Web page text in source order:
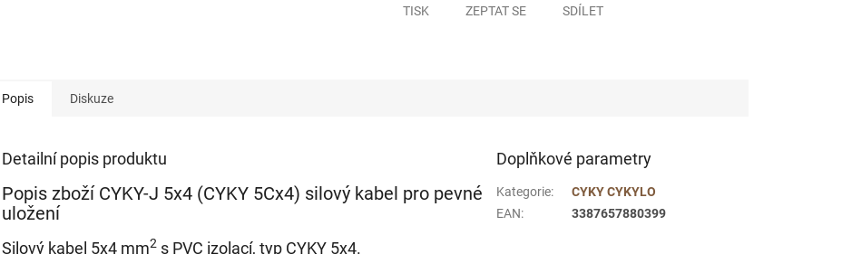
TISK ZEPTAT SE SDÍLET
Popis Diskuze
Detailní popis produktu
Popis zboží CYKY-J 5x4 (CYKY 5Cx4) silový kabel pro pevné
uložení
Silový kabel 5x4 mm2 s PVC izolací, typ CYKY 5x4.
Doplňkové parametry
Kategorie:
CYKY CYKYLO
EAN: 3387657880399